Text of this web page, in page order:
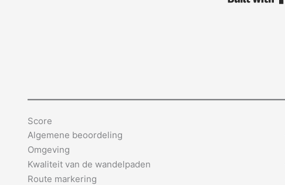
Score
Algemene beoordeling
Omgeving
Kwaliteit van de wandelpaden
Route markering